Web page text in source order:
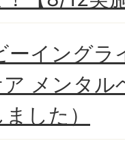
ーイング
メンタ
した）